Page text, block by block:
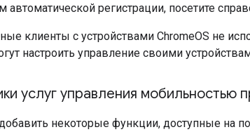
автоматической регистрации, посетите
клиенты с устройствами ChromeOS не
настроить управление своими
услуг управления мобильностью
добавить некоторые функции, доступные на